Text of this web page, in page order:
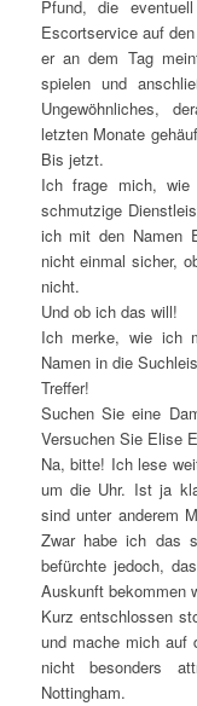
Pfund, die
Escortservice auf
er an dem Tag
spielen und
Ungewöhnliches,
letzten Monate
Bis jetzt.
Ich frage mich, wie
schmutzige
ich mit den Namen
nicht einmal sicher,
nicht.
Und ob ich das will!
Ich merke, wie ich
Namen in die
Treffer!
Suchen Sie eine
Versuchen Sie Elise
Na, bitte! Ich lese
um die Uhr. Ist ja
sind unter anderem
Zwar habe ich das
befürchte jedoch,
Auskunft bekommen
Kurz entschlossen
und mache mich auf
nicht besonders
Nottingham.